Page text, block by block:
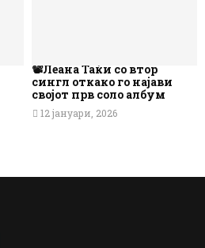
📽️Леана Таќи со втор
сингл откако го најави
својот прв соло албум
12 јануари, 2026